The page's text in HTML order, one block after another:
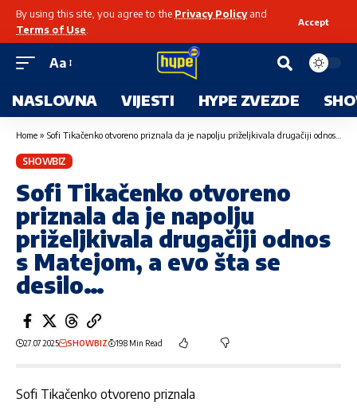
By using this site, you agree to the Privacy Policyand
Terms of Use
Accept
Aa
NASLOVNA VIJESTI HYPE ZVEZDE
Home » Sofi Tikačenko otvoreno priznala da je napolju priželjkivala drugačiji odnos s Matejom, a evo šta se desilo…
SHOWBIZ
Sofi Tikačenko otvoreno
priznala da je napolju
priželjkivala drugačiji odnos
s Matejom, a evo šta se
desilo…
27.07.2025 SHOWBIZ 198 Min Read
Sofi Tikačenko otvoreno priznala